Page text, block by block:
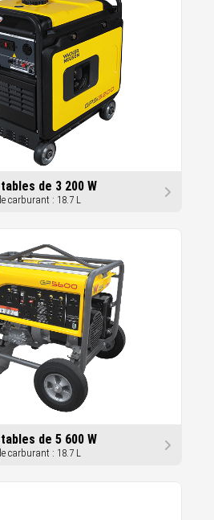
de 3 200 W
carburant : 18.7 L
de 5 600 W
carburant : 18.7 L